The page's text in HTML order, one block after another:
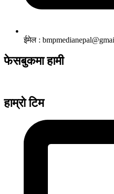
ईमेल :
फेसबुकमा हामी
हाम्रो टिम